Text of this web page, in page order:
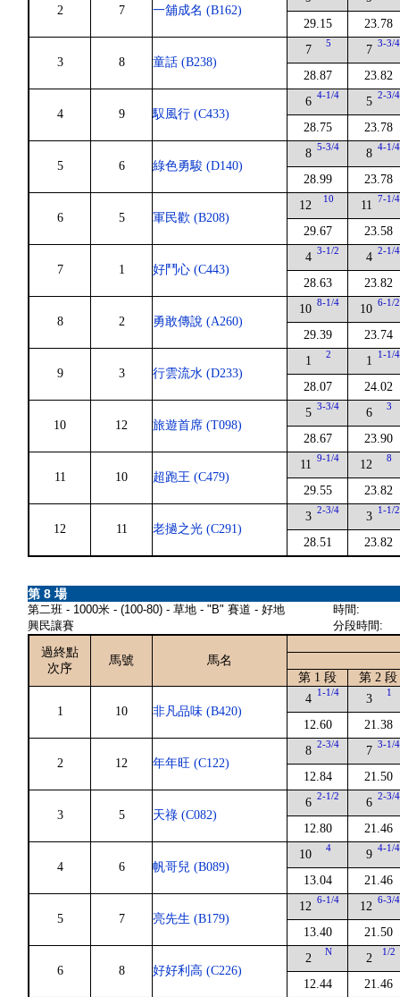
2 7 一舖成名 (B162)
29.15 23.78
3 8 童話 (B238)
7 5
28.87
7 3-3/4
23.82
4 9 馭風行 (C433)
6 4-1/4
28.75
5 2-3/4
23.78
5 6 綠色勇駿 (D140)
8 5-3/4
28.99
8 4-1/4
23.78
6 5 軍民歡 (B208)
12 10
29.67
11 7-1/4
23.58
7 1 好鬥心 (C443)
4 3-1/2
28.63
4 2-1/4
23.82
8 2 勇敢傳說 (A260)
10 8-1/4
29.39
10 6-1/2
23.74
9 3 行雲流水 (D233)
1 2
28.07
1 1-1/4
24.02
10 12 旅遊首席 (T098)
5 3-3/4
28.67
6 3
23.90
11 10 超跑王 (C479)
11 9-1/4
29.55
12 8
23.82
12 11 老撾之光 (C291)
3 2-3/4
28.51
3 1-1/2
23.82
第 8 場
第二班 - 1000米 - (100-80) - 草地 - "B" 賽道 - 好地
興民讓賽
時間:
分段時間:
過終點
次序
馬號
馬名
第 1 段
第 2 段
1 10 非凡品味 (B420)
4 1-1/4
12.60
3 1
21.38
2 12 年年旺 (C122)
8 2-3/4
12.84
7 3-1/4
21.50
3 5 天祿 (C082)
6 2-1/2
12.80
6 2-3/4
21.46
4 6 帆哥兒 (B089)
10 4
13.04
9 4-1/4
21.46
5 7 亮先生 (B179)
12 6-1/4
13.40
12 6-3/4
21.50
6 8 好好利高 (C226)
2 N
12.44
2 1/2
21.46